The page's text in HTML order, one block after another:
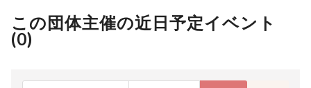
この団体主催の近日予定イベント
(0)